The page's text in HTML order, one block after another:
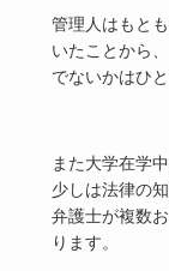
管理人はもと
いたことから
でないかはひ
また大学在学
少しは法律の
弁護士が複数
ります。